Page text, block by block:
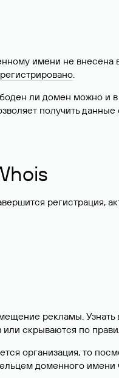
имени не внесена
.
ли домен можно и
получить
регистрация,
рекламы.
или скрываются по
организация, то
доменного